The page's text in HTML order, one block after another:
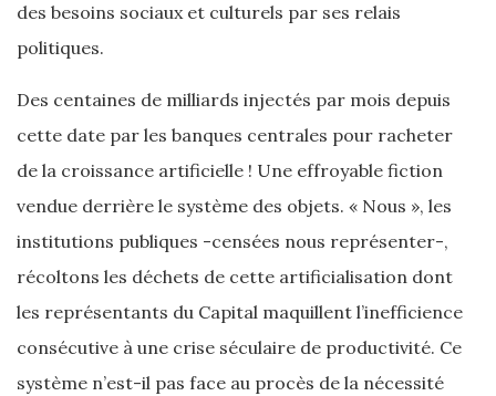
des besoins sociaux et culturels par ses relais
politiques.
Des centaines de milliards injectés par mois depuis
cette date par les banques centrales pour racheter
de la croissance artificielle ! Une effroyable fiction
vendue derrière le système des objets. « Nous », les
institutions publiques -censées nous représenter-,
récoltons les déchets de cette artificialisation dont
les représentants du Capital maquillent l’inefficience
consécutive à une crise séculaire de productivité. Ce
système n’est-il pas face au procès de la nécessité